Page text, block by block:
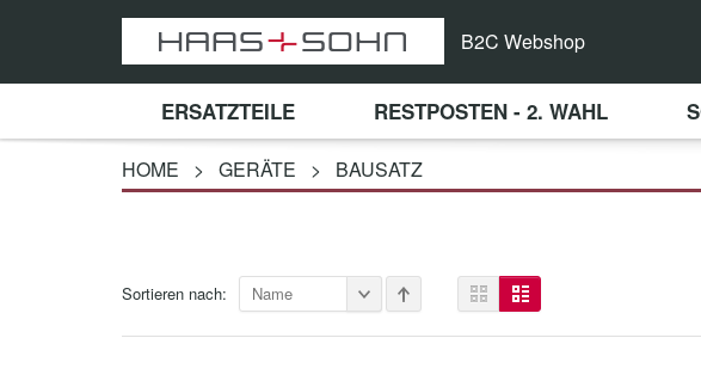
B2C Webshop
ERSATZTEILE RESTPOSTEN - 2. WAHL
HOME > GERÄTE > BAUSATZ
Sortieren nach: Name